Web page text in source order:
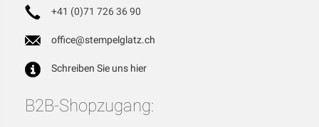
+41 (0)71 726 36 90
office@stempelglatz.ch
Schreiben Sie uns hier
B2B-Shopzugang: